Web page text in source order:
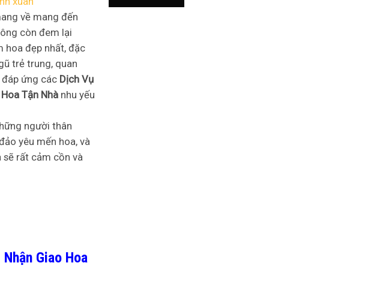
về mang đến
còn đem lại
hoa đẹp nhất, đặc
trẻ trung, quan
đáp ứng các Dịch Vụ
Tận Nhà nhu yếu
người thân
yêu mến hoa, và
rất cảm cồn và
Giao Hoa